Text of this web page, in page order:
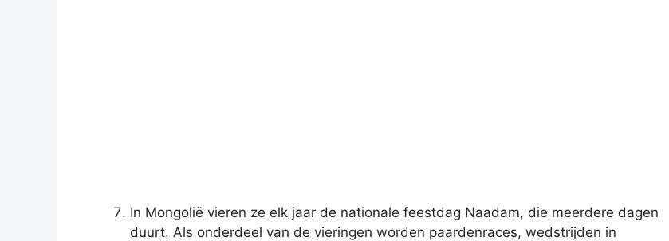
In Mongolië vieren ze elk jaar de nationale feestdag Naadam, die meerdere dagen
duurt. Als onderdeel van de vieringen worden paardenraces, wedstrijden in